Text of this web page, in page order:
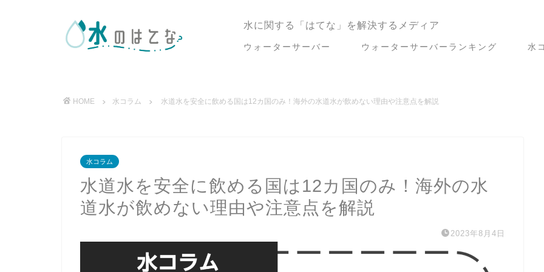
水に関する「はてな」を解決するメディア
ウォーターサーバー ウォーターサーバーランキング 水
HOME 水コラム 水道水を安全に飲める国は12カ国のみ！海外の水道水が飲めない理由や注意点を解説
水コラム
水道水を安全に飲める国は12カ国のみ！海外の水
道水が飲めない理由や注意点を解説
2023年8月4日